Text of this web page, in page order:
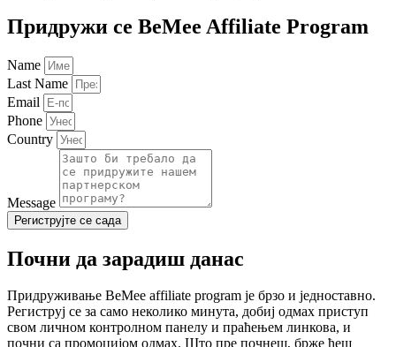
Придружи се BeMee Affiliate Program
Name
Last Name
Email
Phone
Country
Message
Региструјте се сада
Почни да зарадиш данас
Придруживање BeMee affiliate program је брзо и једноставно.
Региструј се за само неколико минута, добиј одмах приступ
свом личном контролном панелу и праћењем линкова, и
почни са промоцијом одмах. Што пре почнеш, брже ћеш